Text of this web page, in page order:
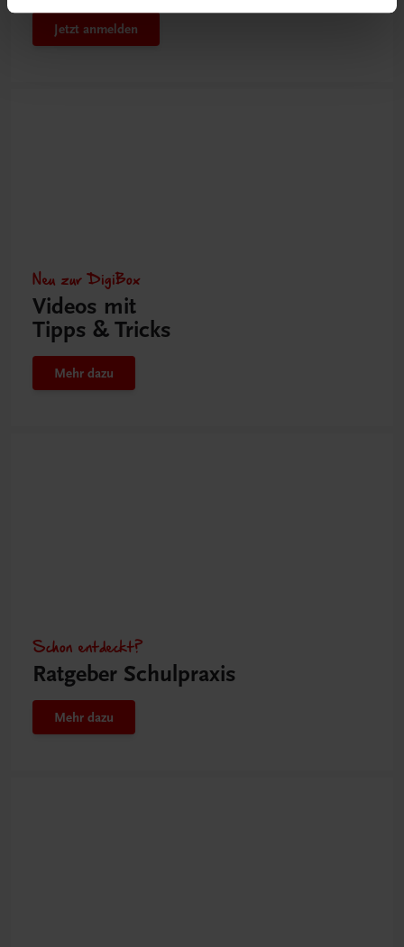
Jetzt anmelden
Neu zur DigiBox
Videos mit
Tipps & Tricks
Mehr dazu
Schon entdeckt?
Ratgeber Schulpraxis
Mehr dazu